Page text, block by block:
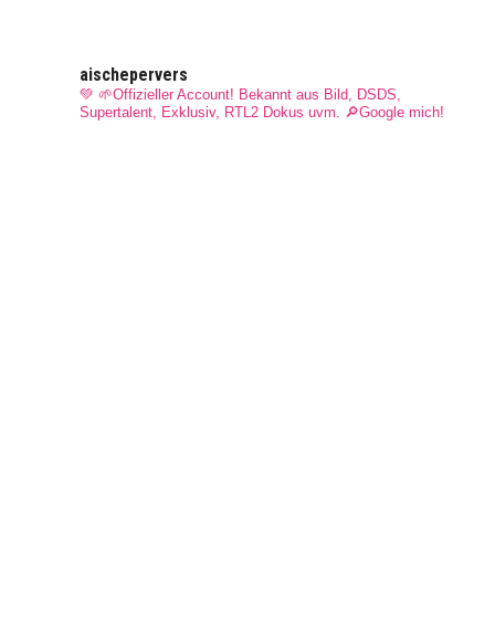
aischepervers
💚 🌱Offizieller Account! Bekannt aus Bild, DSDS,
Supertalent, Exklusiv, RTL2 Dokus uvm.
🔎Google mich!